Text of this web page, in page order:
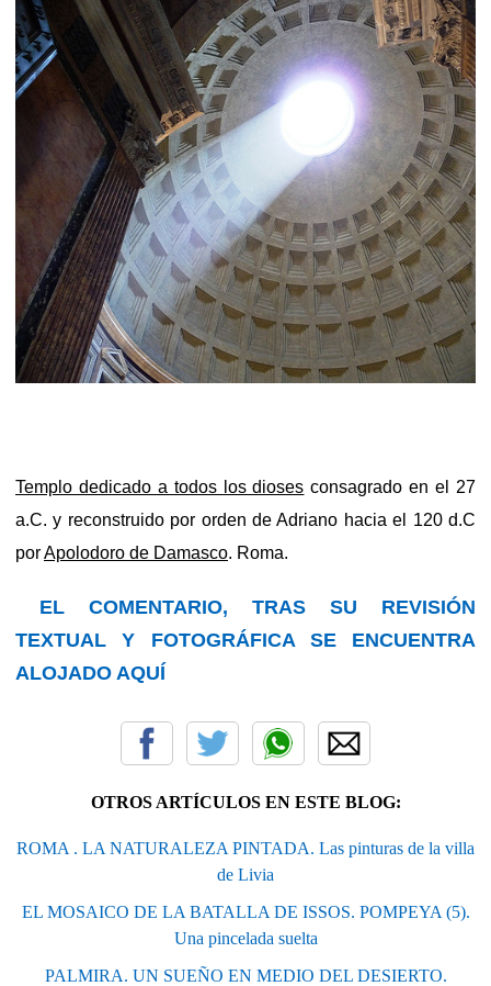
Templo dedicado a todos los dioses consagrado en el 27
a.C. y reconstruido por orden de Adriano hacia el 120 d.C
porApolodoro de Damasco. Roma.
EL COMENTARIO, TRAS SU REVISIÓN
TEXTUAL Y FOTOGRÁFICA SE ENCUENTRA
ALOJADO AQUÍ
OTROS ARTÍCULOS EN ESTE BLOG:
ROMA . LA NATURALEZA PINTADA. Las pinturas de la villa
de Livia
EL MOSAICO DE LA BATALLA DE ISSOS. POMPEYA (5).
Una pincelada suelta
PALMIRA. UN SUEÑO EN MEDIO DEL DESIERTO.